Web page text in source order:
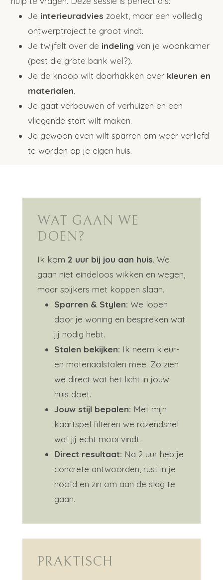
Je interieuradvies zoekt, maar een volledig
ontwerptraject te groot vindt.
Je twijfelt over de indeling van je woonkamer
(past die grote bank wel?).
Je de knoop wilt doorhakken over kleuren en
materialen.
Je gaat verbouwen of verhuizen en een
vliegende start wilt maken.
Je gewoon even wilt sparren om weer verliefd
te worden op je eigen huis.
WAT GAAN WE
DOEN?
Ik kom 2 uur bij jou aan huis. We
gaan niet eindeloos wikken en wegen,
maar spijkers met koppen slaan.
Sparren & Stylen: We lopen
door je woning en bespreken wat
jij nodig hebt.
Stalen bekijken: Ik neem kleur-
en materiaalstalen mee. Zo zien
we direct wat het licht in jouw
huis doet.
Jouw stijl bepalen: Met mijn
kaartspel filteren we razendsnel
wat jij echt mooi vindt.
Direct resultaat: Na 2 uur heb je
concrete antwoorden, rust in je
hoofd en zin om aan de slag te
gaan.
PRAKTISCH